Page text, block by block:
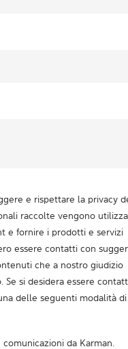
e rispettare la privacy
raccolte vengono
e fornire i prodotti e servizi
essere contatti con
che a nostro giudizio
Se si desidera essere
delle seguenti modalità di
da Karman.